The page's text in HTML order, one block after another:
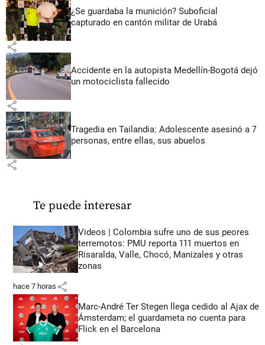
¿Se guardaba la munición? Suboficial
capturado en cantón militar de Urabá
share
Accidente en la autopista Medellín-Bogotá dejó
un motociclista fallecido
share
Tragedia en Tailandia: Adolescente asesinó a 7
personas, entre ellas, sus abuelos
share
Te puede interesar
Videos | Colombia sufre uno de sus peores
terremotos: PMU reporta 111 muertos en
Risaralda, Valle, Chocó, Manizales y otras
zonas
hace 7 horas share
Marc-André Ter Stegen llega cedido al Ajax de
Ámsterdam; el guardameta no cuenta para
Flick en el Barcelona